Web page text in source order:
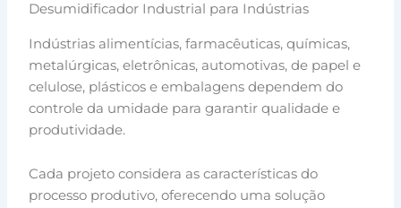
Desumidificador Industrial para Indústrias
Indústrias alimentícias, farmacêuticas, químicas,
metalúrgicas, eletrônicas, automotivas, de papel e
celulose, plásticos e embalagens dependem do
controle da umidade para garantir qualidade e
produtividade.
Cada projeto considera as características do
processo produtivo, oferecendo uma solução